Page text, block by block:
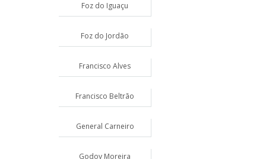
Foz do Iguaçu
Foz do Jordão
Francisco Alves
Francisco Beltrão
General Carneiro
Godoy Moreira